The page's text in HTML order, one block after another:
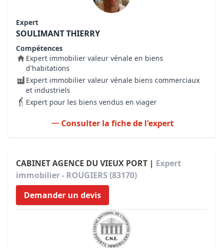
Expert
SOULIMANT THIERRY
Compétences
Expert immobilier valeur vénale en biens
d'habitations
Expert immobilier valeur vénale biens commerciaux
et industriels
Expert pour les biens vendus en viager
Consulter la fiche de l'expert
CABINET AGENCE DU VIEUX PORT | Expert
immobilier - ROUGIERS (83170)
Demander un devis